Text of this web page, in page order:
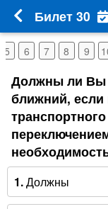
5 6 7 8 9
Должны ли Вы
ближний, если
1.Должны
Билет 30